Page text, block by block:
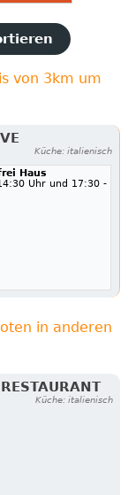
von 3km um
Küche: italienisch
Haus
Uhr und 17:30 -
in anderen
Küche: italienisch